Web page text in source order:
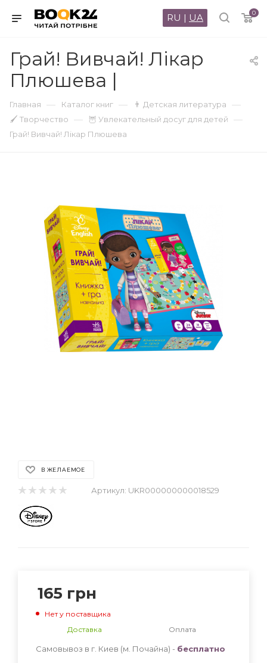
0
RU | UA
Грай! Вивчай! Лікар
Плюшева |
Главная — Каталог книг — 👨 Детская литература —
🖌 Творчество — 🦉 Увлекательный досуг для детей —
Грай! Вивчай! Лікар Плюшева
В ЖЕЛАЕМОЕ
Артикул: UKR000000000018529
165 грн
Нет у поставщика
Доставка
Оплата
Самовывоз в г. Киев (м. Почайна) - бесплатно